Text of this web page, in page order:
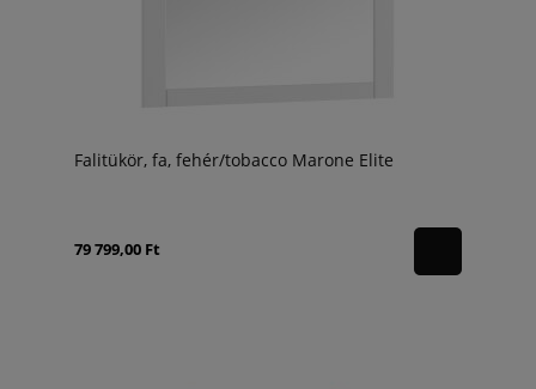
Falitükör, fa, fehér/tobacco Marone Elite
79 799,00 Ft